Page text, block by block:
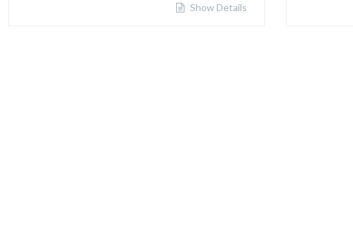
Show Details